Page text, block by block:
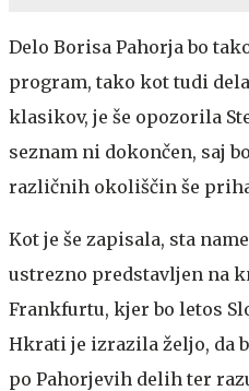
Delo Borisa Pahorja bo
program, tako kot tudi
klasikov, je še opozorila
seznam ni dokončen, saj
različnih okoliščin še
Kot je še zapisala, sta
ustrezno predstavljen na
Frankfurtu, kjer bo letos
Hkrati je izrazila željo, da
po Pahorjevih delih ter